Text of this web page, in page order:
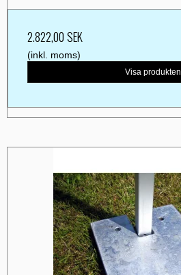
2.822,00 SEK
(inkl. moms)
Visa produkten